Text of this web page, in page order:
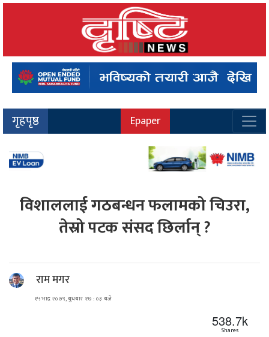
गृहपृष्ठ Epaper
विशाललाई गठबन्धन फलामको चिउरा,
तेस्रो पटक संसद छिर्लान् ?
राम मगर
१५ भाद्र २०७९, बुधबार १७ : ०३ बजे
538.7k
Shares